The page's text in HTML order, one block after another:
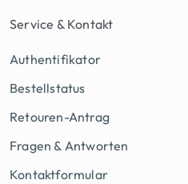
Service & Kontakt
Authentifikator
Bestellstatus
Retouren-Antrag
Fragen & Antworten
Kontaktformular